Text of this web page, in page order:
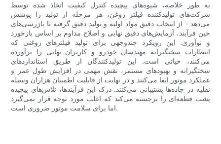
به طور خلاصه، شیوه‌های پیچیده کنترل کیفیت اتخاذ شده توسط
شرکت‌های تولیدکننده فیلتر روغن، هر مرحله از تولید را پوشش
می‌دهد - از انتخاب دقیق مواد اولیه و تولید دقیق گرفته تا بازرسی‌های
حین فرآیند، آزمایش‌های دقیق نهایی و اصلاح مداوم بر اساس بازخورد
و نوآوری. این رویکرد چندوجهی برای تولید فیلترهای روغنی که
انتظارات سختگیرانه مهندسان خودرو و کاربران نهایی را برآورده
می‌کنند، حیاتی است. این تولیدکنندگان از طریق استانداردهای
سختگیرانه و بهبودهای مستمر، نقش مهمی در افزایش طول عمر و
عملکرد موتور ایفا می‌کنند و در نهایت از قابلیت اطمینان هزاران وسیله
نقلیه در جاده‌ها پشتیبانی می‌کنند. درک این فرآیندها، تلاش‌های پیچیده
پشت قطعه‌ای را برجسته می‌کند که اغلب مورد توجه قرار نمی‌گیرد
اما برای سلامت موتور ضروری است.